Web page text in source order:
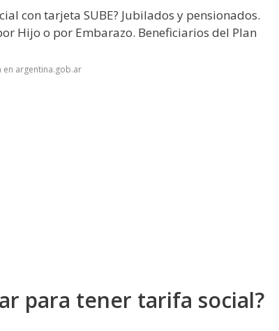
con tarjeta SUBE? Jubilados y pensionados.
Hijo o por Embarazo. Beneficiarios del Plan
en argentina.gob.ar
para tener tarifa social?